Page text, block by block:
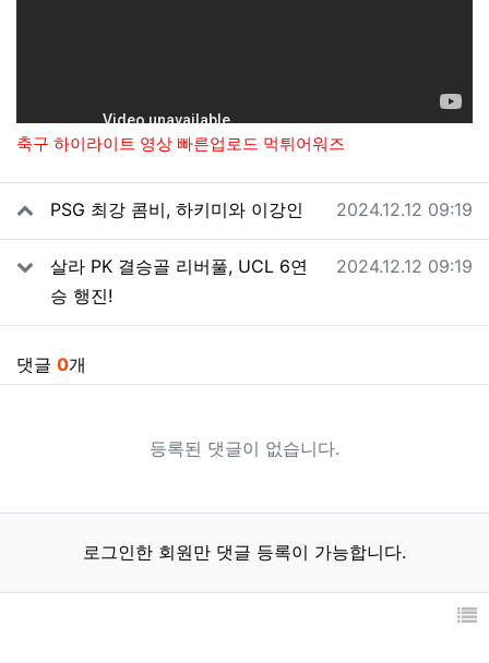
축구 하이라이트 영상 빠른업로드 먹튀어워즈
관련자료
PSG 최강 콤비, 하키미와 이강인 작성일
2024.12.12 09:19
살라 PK 결승골 리버풀, UCL 6연
승 행진!
작성일
2024.12.12 09:19
댓글 0개
등록된 댓글이 없습니다.
로그인한 회원만 댓글 등록이 가능합니다.